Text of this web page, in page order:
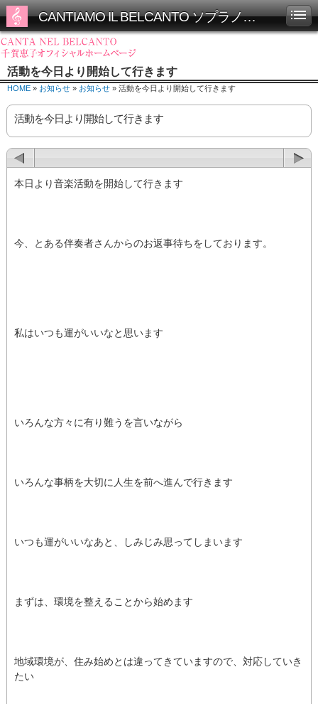
CANTIAMO IL BELCANTO ソプラノ千賀恵子オフィシャルホームページ
活動を今日より開始して行きます
HOME » お知らせ » お知らせ » 活動を今日より開始して行きます
活動を今日より開始して行きます
本日より音楽活動を開始して行きます
今、とある伴奏者さんからのお返事待ちをしております。
私はいつも運がいいなと思います
いろんな方々に有り難うを言いながら
いろんな事柄を大切に人生を前へ進んで行きます
いつも運がいいなあと、しみじみ思ってしまいます
まずは、環境を整えることから始めます
地域環境が、住み始めとは違ってきていますので、対応していき
たい